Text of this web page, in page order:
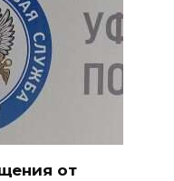
от